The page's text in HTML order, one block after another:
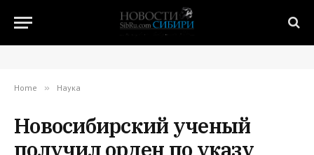
Home » Наука
Новосибирский ученый
получил орден по указу